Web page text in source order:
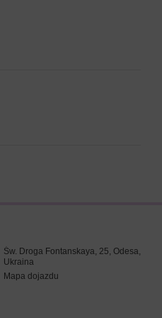
Św. Droga Fontanskaya, 25, Odesa,
Ukraina
Mapa dojazdu